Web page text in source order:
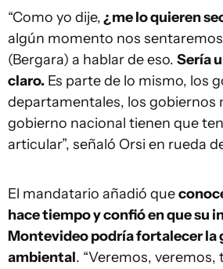
“Como yo dije,¿me lo quieren
algún momento nos
(Bergara) a hablar de eso. Sería
claro. Es parte de lo mismo, los
departamentales, los gobiernos
gobierno nacional tienen que
articular”, señaló Orsi en rueda
El mandatario añadió que
hace tiempo y confió en que su
Montevideo podría fortalecer la
ambiental. “Veremos, veremos,